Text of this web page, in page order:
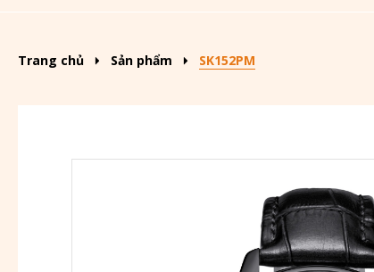
Trang chủ Sản phẩm SK152PM